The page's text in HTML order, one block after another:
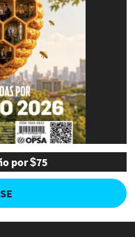
por $75